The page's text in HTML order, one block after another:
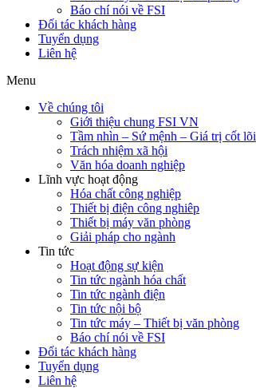
Báo chí nói về FSI
Đối tác khách hàng
Tuyển dụng
Liên hệ
Menu
Về chúng tôi
Giới thiệu chung FSI VN
Tầm nhìn – Sứ mệnh – Giá trị cốt lõi
Trách nhiệm xã hội
Văn hóa doanh nghiệp
Lĩnh vực hoạt động
Hóa chất công nghiệp
Thiết bị điện công nghiêp
Thiết bị máy văn phòng
Giải pháp cho ngành
Tin tức
Hoạt động sự kiện
Tin tức ngành hóa chất
Tin tức ngành điện
Tin tức nội bộ
Tin tức máy – Thiết bị văn phòng
Báo chí nói về FSI
Đối tác khách hàng
Tuyển dụng
Liên hệ